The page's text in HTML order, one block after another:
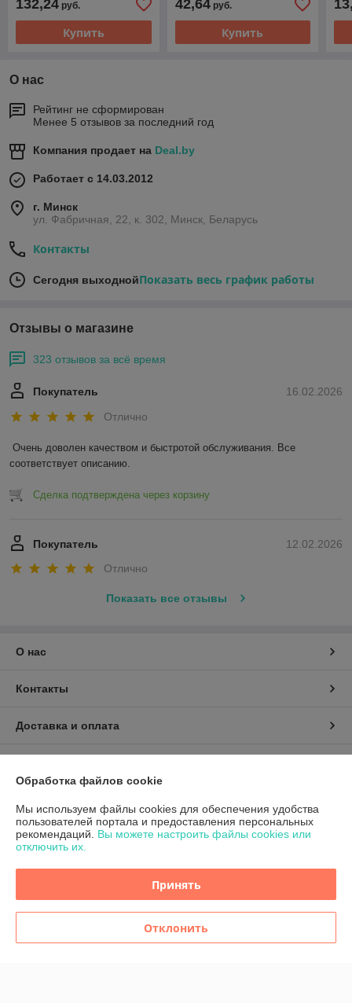
132,24 руб.
Купить
42,64руб.
Купить
О нас
Рейтинг не сформирован
Менее 5 отзывов за последний год
Компания продает на Deal.by
Работает с 14.03.2012
г. Минск
ул. Фабричная, 22, к. 302, Минск, Беларусь
Контакты
Сегодня выходнойПоказать весь график работы
Отзывы о магазине
323 отзывов за всё время
16.02.2026
Покупатель
Отлично
Очень доволен качеством и быстротой обслуживания. Все
соответствует описанию.
Сделка подтверждена через корзину
12.02.2026
Покупатель
Отлично
Показать все отзывы
О нас
Контакты
Доставка и оплата
Политика обработки cookies
Сайт создан на платформе Deal.by
Обработка файлов cookie
Мы используем файлы cookies для обеспечения удобства
пользователей портала и предоставления персональных
рекомендаций. Вы можете настроить файлы cookies или
отключить их.
Принять
Отклонить